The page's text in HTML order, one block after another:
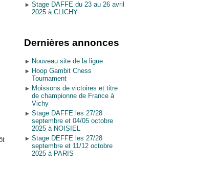
Stage DAFFE du 23 au 26 avril
2025 à CLICHY
Dernières annonces
Nouveau site de la ligue
Hoop Gambit Chess
Tournament
Moissons de victoires et titre
de championne de France à
Vichy
Stage DAFFE les 27/28
septembre et 04/05 octobre
2025 à NOISIEL
Stage DEFFE les 27/28
septembre et 11/12 octobre
2025 à PARIS